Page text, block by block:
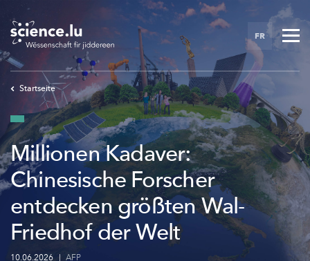
main
content
FR
Startseite
Millionen Kadaver:
Chinesische Forscher
entdecken größten Wal-
Friedhof der Welt
10.06.2026 | AFP